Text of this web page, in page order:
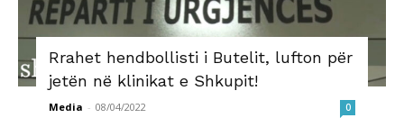
Rrahet hendbollisti i Butelit, lufton për
jetën në klinikat e Shkupit!
Media - 08/04/2022 0